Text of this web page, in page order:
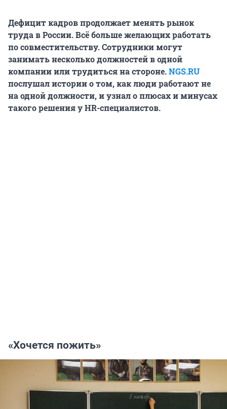
Дефицит кадров продолжает менять рынок
труда в России. Всё больше желающих работать
по совместительству. Сотрудники могут
занимать несколько должностей в одной
компании или трудиться на стороне.NGS.RU
послушал истории о том, как люди работают не
на одной должности, и узнал о плюсах и минусах
такого решения у HR-специалистов.
«Хочется пожить»